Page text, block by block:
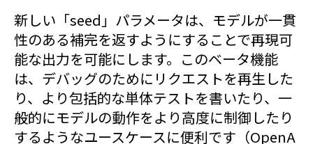
新しい「seed」パラメータは、モデルが一貫
性のある補完を返すようにすることで再現可
能な出力を可能にします。このベータ機能
は、デバッグのためにリクエストを再生した
り、より包括的な単体テストを書いたり、一
般的にモデルの動作をより高度に制御したり
するようなユースケースに便利です（OpenA